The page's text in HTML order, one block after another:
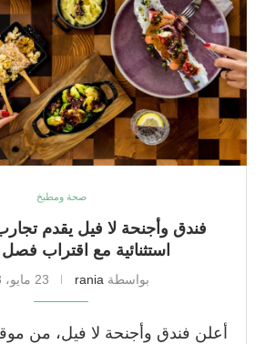
صحة ومطبخ
فندق وأجنحة لا فيل يقدم
استثنائية مع اقتراب
بواسطة rania 23 مايو، 2023
أعلن فندق وأجنحة لا فيل، من